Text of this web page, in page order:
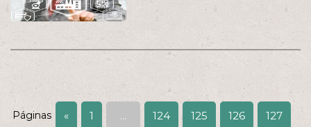
Páginas « 1 ... 124 125 126 127